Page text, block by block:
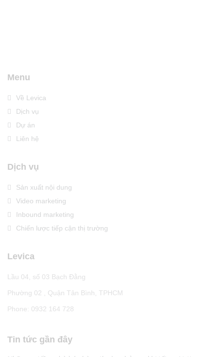
Menu
Về Levica
Dịch vụ
Dự án
Liên hệ
Dịch vụ
Sản xuất nội dung
Video marketing
Inbound marketing
Chiến lược tiếp cận thị trường
Levica
Lầu 04, số 03 Bạch Đằng
Phường 02 , Quận Tân Bình, TPHCM
Phone: 0932 164 728
Tin tức gần đây